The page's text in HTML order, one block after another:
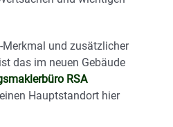
und zusätzlicher
das im neuen Gebäude
RSA
Hauptstandort hier